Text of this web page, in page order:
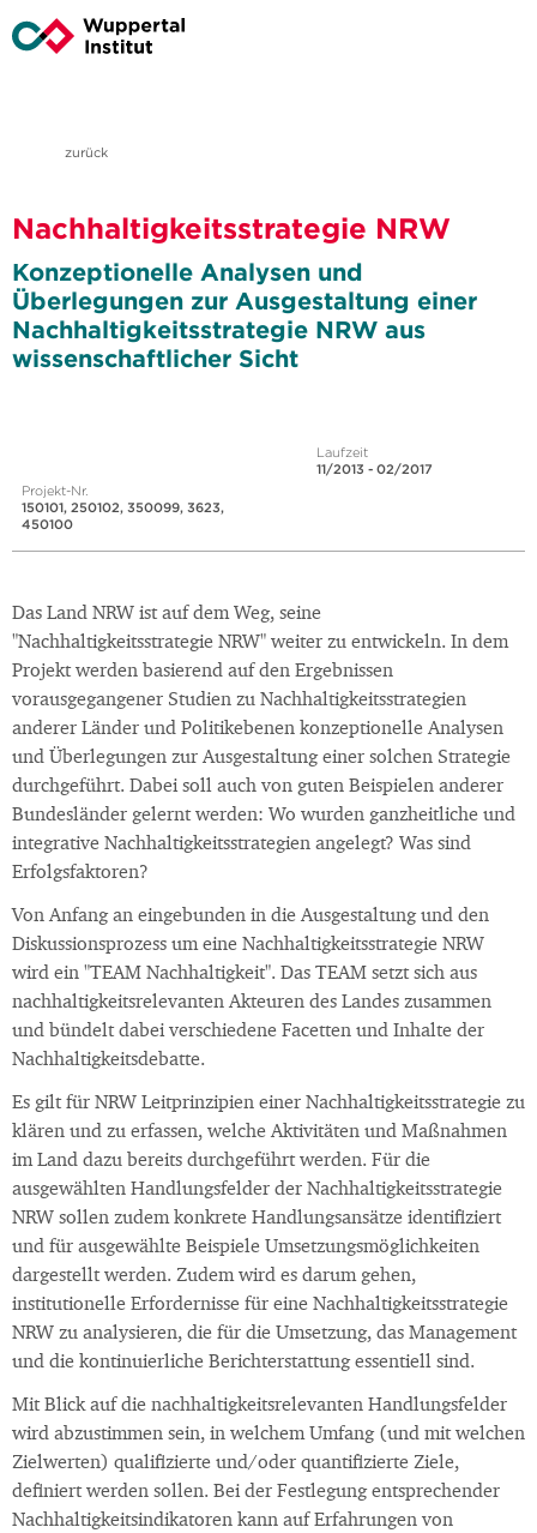
zurück
Nachhaltigkeitsstrategie NRW
Konzeptionelle Analysen und
Überlegungen zur Ausgestaltung einer
Nachhaltigkeitsstrategie NRW aus
wissenschaftlicher Sicht
Projekt-Nr.
150101, 250102, 350099, 3623,
450100
Laufzeit
11/2013 - 02/2017
Das Land NRW ist auf dem Weg, seine
"Nachhaltigkeitsstrategie NRW" weiter zu entwickeln. In dem
Projekt werden basierend auf den Ergebnissen
vorausgegangener Studien zu Nachhaltigkeitsstrategien
anderer Länder und Politikebenen konzeptionelle Analysen
und Überlegungen zur Ausgestaltung einer solchen Strategie
durchgeführt. Dabei soll auch von guten Beispielen anderer
Bundesländer gelernt werden: Wo wurden ganzheitliche und
integrative Nachhaltigkeitsstrategien angelegt? Was sind
Erfolgsfaktoren?
Von Anfang an eingebunden in die Ausgestaltung und den
Diskussionsprozess um eine Nachhaltigkeitsstrategie NRW
wird ein "TEAM Nachhaltigkeit". Das TEAM setzt sich aus
nachhaltigkeitsrelevanten Akteuren des Landes zusammen
und bündelt dabei verschiedene Facetten und Inhalte der
Nachhaltigkeitsdebatte.
Es gilt für NRW Leitprinzipien einer Nachhaltigkeitsstrategie zu
klären und zu erfassen, welche Aktivitäten und Maßnahmen
im Land dazu bereits durchgeführt werden. Für die
ausgewählten Handlungsfelder der Nachhaltigkeitsstrategie
NRW sollen zudem konkrete Handlungsansätze identifiziert
und für ausgewählte Beispiele Umsetzungsmöglichkeiten
dargestellt werden. Zudem wird es darum gehen,
institutionelle Erfordernisse für eine Nachhaltigkeitsstrategie
NRW zu analysieren, die für die Umsetzung, das Management
und die kontinuierliche Berichterstattung essentiell sind.
Mit Blick auf die nachhaltigkeitsrelevanten Handlungsfelder
wird abzustimmen sein, in welchem Umfang (und mit welchen
Zielwerten) qualifizierte und/oder quantifizierte Ziele,
definiert werden sollen. Bei der Festlegung entsprechender
Nachhaltigkeitsindikatoren kann auf Erfahrungen von